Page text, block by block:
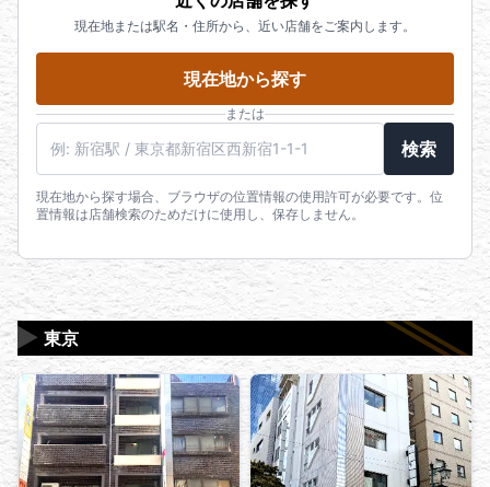
現在地または駅名・住所から、近い店舗をご案内します。
現在地から探す
または
検索
現在地から探す場合、ブラウザの位置情報の使用許可が必要です。位
置情報は店舗検索のためだけに使用し、保存しません。
東京
▶